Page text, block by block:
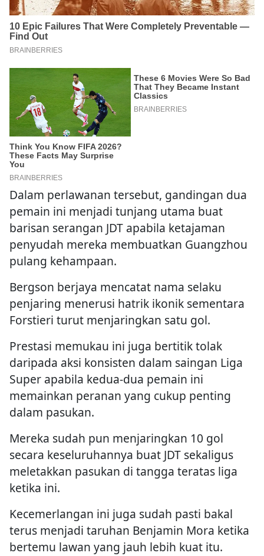
Dalam perlawanan tersebut, gandingan dua
pemain ini menjadi tunjang utama buat
barisan serangan JDT apabila ketajaman
penyudah mereka membuatkan Guangzhou
pulang kehampaan.
Bergson berjaya mencatat nama selaku
penjaring menerusi hatrik ikonik sementara
Forstieri turut menjaringkan satu gol.
Prestasi memukau ini juga bertitik tolak
daripada aksi konsisten dalam saingan Liga
Super apabila kedua-dua pemain ini
memainkan peranan yang cukup penting
dalam pasukan.
Mereka sudah pun menjaringkan 10 gol
secara keseluruhannya buat JDT sekaligus
meletakkan pasukan di tangga teratas liga
ketika ini.
Kecemerlangan ini juga sudah pasti bakal
terus menjadi taruhan Benjamin Mora ketika
bertemu lawan yang jauh lebih kuat itu.